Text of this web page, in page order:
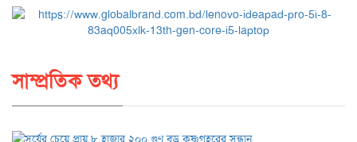
সাম্প্রতিক তথ্য